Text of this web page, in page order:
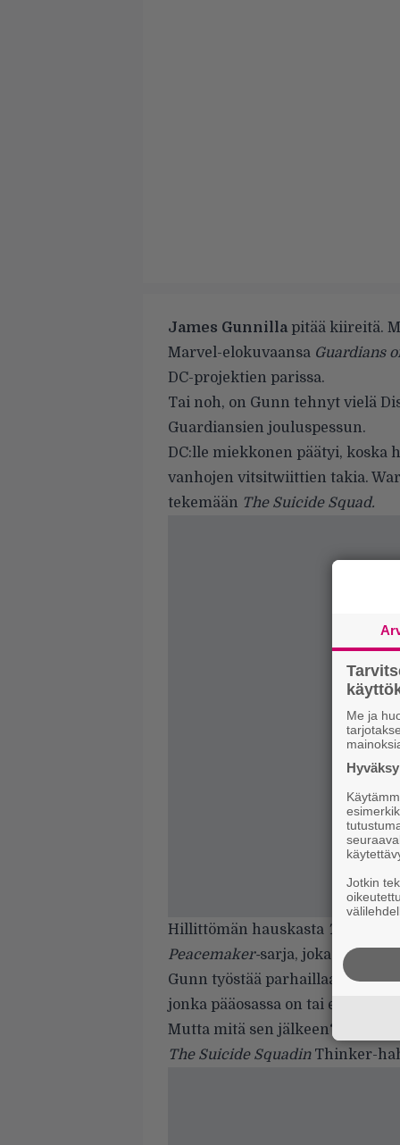
James Gunnillapitää kiireitä.
Marvel-elokuvaansa Guardians
DC-projektien parissa.
Tai noh, on Gunn tehnyt vielä
Guardiansien jouluspessun.
DC:lle miekkonen päätyi, koska
vanhojen vitsitwiittien takia.
tekemään The Suicide Squad.
Hillittömän hauskasta The
Peacemaker-sarja, joka oli myös
Gunn työstää parhaillaan
jonka pääosassa on tai ei ole
Mutta mitä sen jälkeen? Gunn
The Suicide SquadinThinker-
Me ja
Jotkin